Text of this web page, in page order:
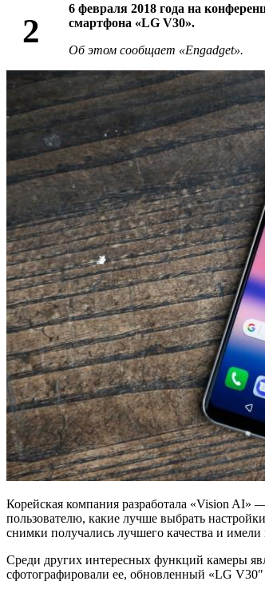
2
6 февраля 2018 года на
смартфона «LG V30».
Об этом сообщает «Engadget».
Корейская компания разработала «Vision AI»
пользователю, какие лучше выбрать
снимки получались лучшего качества и
Среди других интересных функций камеры
сфотографировали ее, обновленный «LG